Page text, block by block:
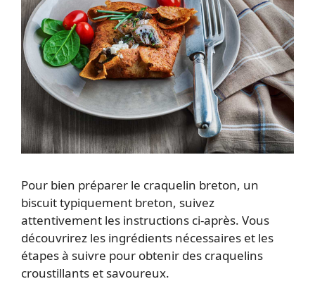
Pour bien préparer le craquelin breton, un
biscuit typiquement breton, suivez
attentivement les instructions ci-après. Vous
découvrirez les ingrédients nécessaires et les
étapes à suivre pour obtenir des craquelins
croustillants et savoureux.